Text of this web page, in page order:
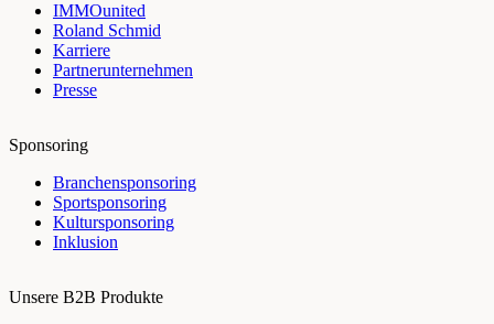
IMMOunited
Roland Schmid
Karriere
Partnerunternehmen
Presse
Sponsoring
Branchensponsoring
Sportsponsoring
Kultursponsoring
Inklusion
Unsere B2B Produkte